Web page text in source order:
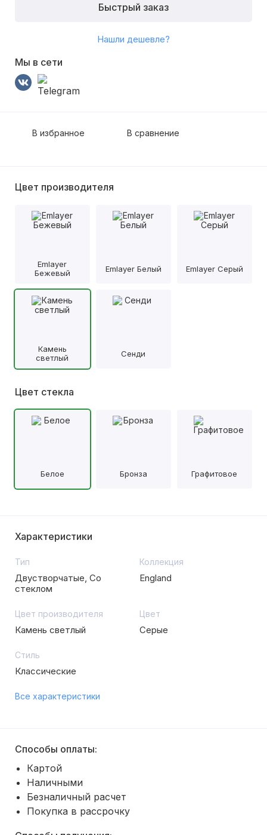
Быстрый заказ
Нашли дешевле?
Мы в сети
В избранное В сравнение
Цвет производителя
Emlayer
Бежевый
Emlayer Белый Emlayer Серый
Камень
светлый
Сенди
Цвет стекла
Белое Бронза Графитовое
Характеристики
Тип
Двустворчатые, Со
стеклом
Коллекция
England
Цвет производителя
Камень светлый
Цвет
Серые
Стиль
Классические
Все характеристики
Способы оплаты:
Картой
Наличными
Безналичный расчет
Покупка в рассрочку